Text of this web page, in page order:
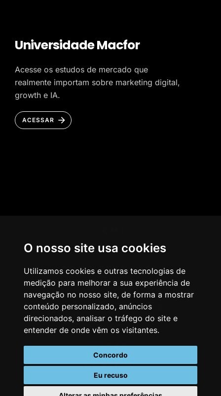
O nosso site usa cookies
Utilizamos cookies e outras tecnologias de
medição para melhorar a sua experiência de
navegação no nosso site, de forma a mostrar
conteúdo personalizado, anúncios
direcionados, analisar o tráfego do site e
entender de onde vêm os visitantes.
Concordo
Eu recuso
Universidade Macfor
Acesse os estudos de mercado que
realmente importam sobre marketing digital,
growth e IA.
ACESSAR
AGÊNCIA
COMO PENSAMOS
NOSSOS SERVIÇOS
CASES & CLIENTES
BLOG
VAGAS
CONTATO